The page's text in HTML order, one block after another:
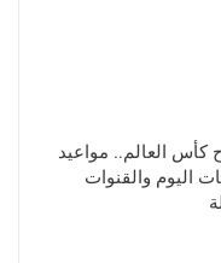
كأس العالم.. مواعيد
اليوم والقنوات